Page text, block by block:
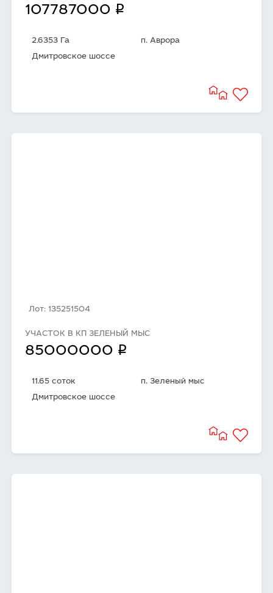
107787000 q
2.6353 Га
п. Аврора
Дмитровское шоссе
Лот: 135251504
УЧАСТОК В КП ЗЕЛЕНЫЙ МЫС
85000000 q
11.65 соток
п. Зеленый мыс
Дмитровское шоссе